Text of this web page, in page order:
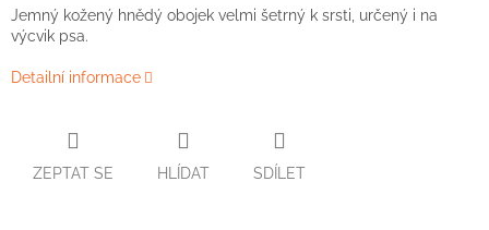
Jemný kožený hnědý obojek velmi šetrný k srsti, určený i na
výcvik psa.
Detailní informace
ZEPTAT SE HLÍDAT SDÍLET